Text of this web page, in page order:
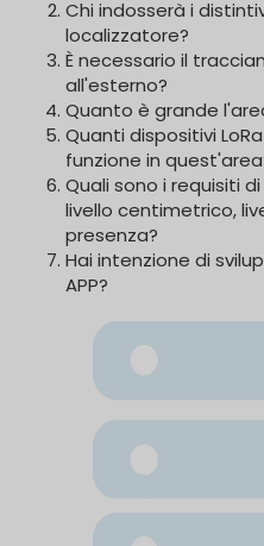
Chi indosserà i
localizzatore?
È necessario il
all'esterno?
Quanto è grande
Quanti dispositivi
funzione in
Quali sono i requisiti
livello centimetrico,
presenza?
Hai intenzione di
APP?